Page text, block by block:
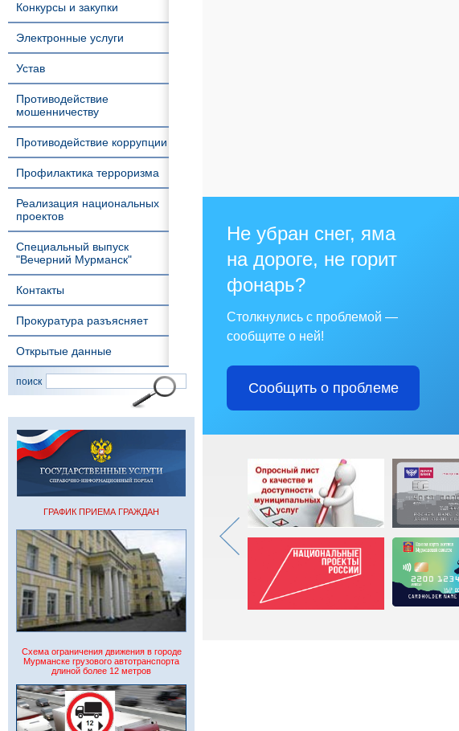
Конкурсы и закупки
Электронные услуги
Устав
Противодействие
мошенничеству
Противодействие коррупции
Профилактика терроризма
Реализация национальных
проектов
Специальный выпуск
"Вечерний Мурманск"
Контакты
Прокуратура разъясняет
Открытые данные
поиск
ГРАФИК ПРИЕМА ГРАЖДАН
Схема ограничения движения в городе
Мурманске грузового автотранспорта
длиной более 12 метров
Не убран снег, яма
на дороге, не горит
фонарь?
Столкнулись с проблемой —
сообщите о ней!
Сообщить о проблеме